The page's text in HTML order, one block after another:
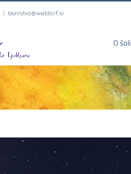
| tajnistvo@waldorf.si
O šoli